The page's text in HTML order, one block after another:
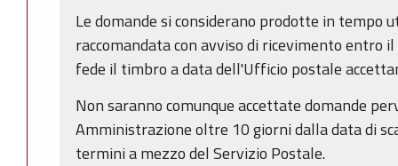
Le domande si considerano prodotte in tempo
raccomandata con avviso di ricevimento entro
fede il timbro a data dell'Ufficio postale
Non saranno comunque accettate domande
Amministrazione oltre 10 giorni dalla data di
termini a mezzo del Servizio Postale.